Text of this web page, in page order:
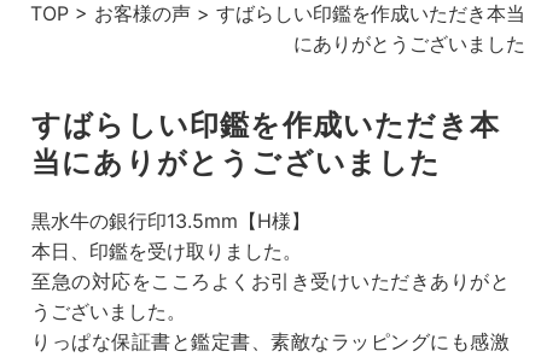
TOP> お客様の声> すばらしい印鑑を作成いただき本当
にありがとうございました
すばらしい印鑑を作成いただき本
当にありがとうございました
黒水牛の銀行印13.5mm【H様】
本日、印鑑を受け取りました。
至急の対応をこころよくお引き受けいただきありがと
うございました。
りっぱな保証書と鑑定書、素敵なラッピングにも感激